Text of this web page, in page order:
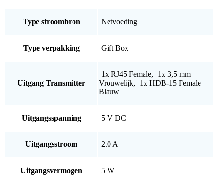
Type stroombron Netvoeding
Type verpakking Gift Box
Uitgang Transmitter
1x RJ45 Female,
1x 3,5 mm
Vrouwelijk,
1x HDB-15 Female
Blauw
Uitgangsspanning 5 V DC
Uitgangsstroom 2.0 A
Uitgangsvermogen 5 W